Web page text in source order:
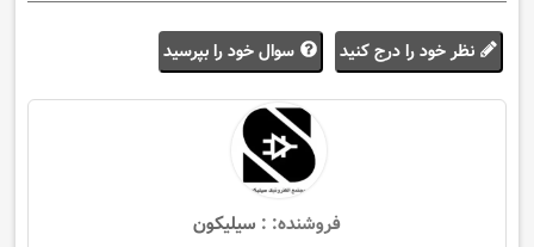
نظر خود را درج کنید سوال خود را بپرسید
فروشنده: : سيليكون